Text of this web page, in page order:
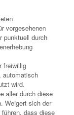
vorgesehenen
punktuell durch
freiwillig
automatisch
wird.
aller durch diese
Weigert sich der
dass diese